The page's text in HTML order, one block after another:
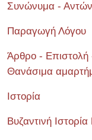
Συνώνυμα -
Παραγωγή Λόγου
Άρθρο - Επιστολή
Θανάσιμα
Ιστορία
Βυζαντινή